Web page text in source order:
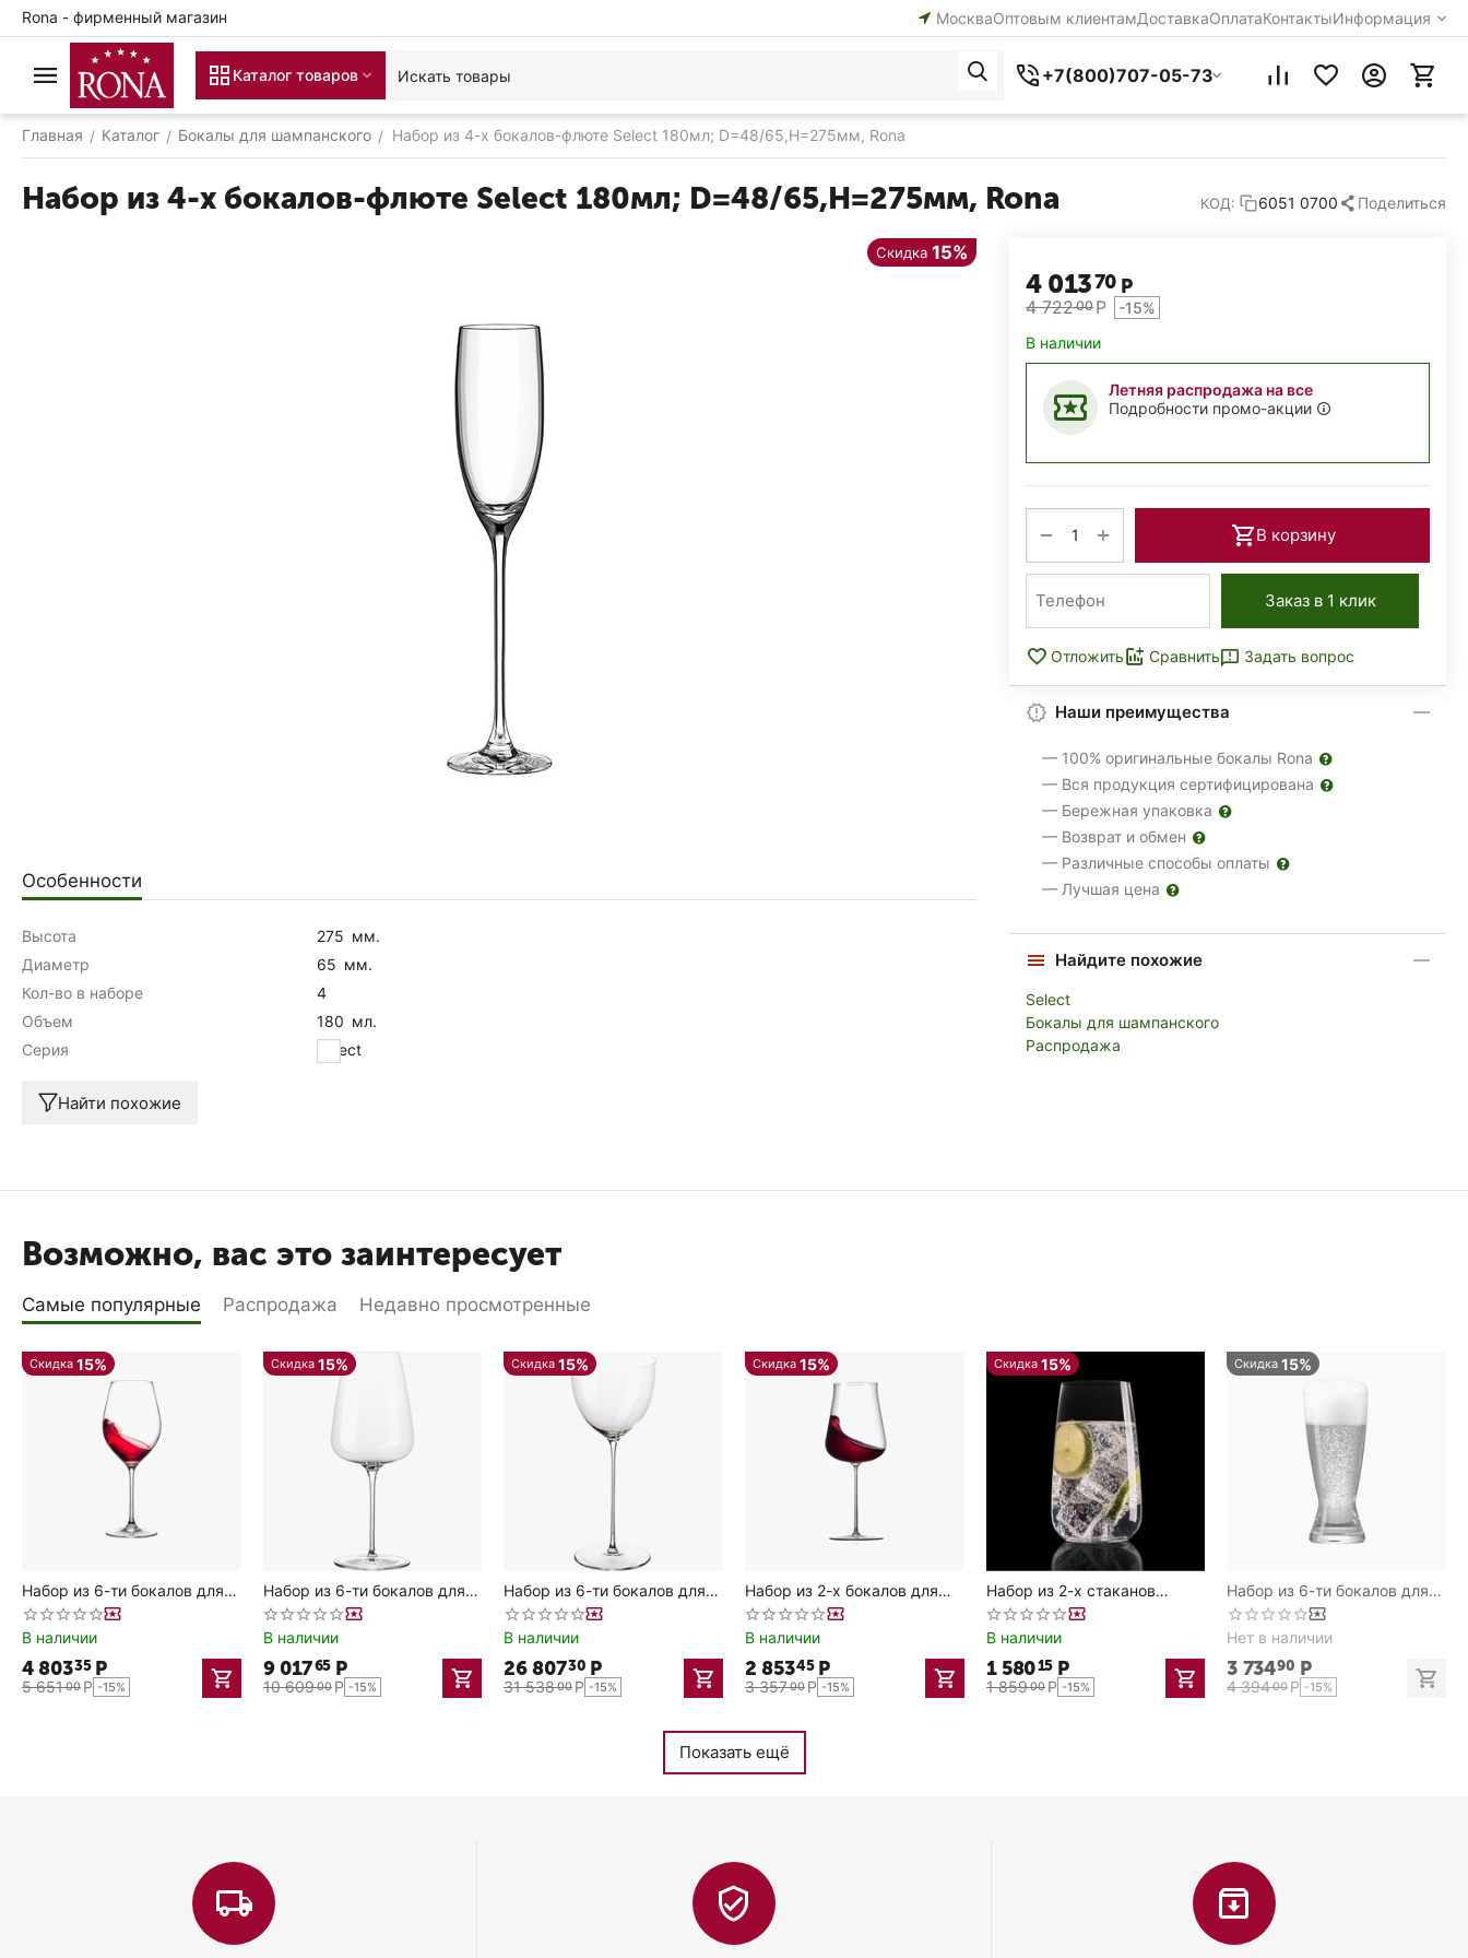
Rona - фирменный магазин МоскваОптовым клиентамДоставкаОплатаКонтактыИнформация
Каталог товаров +7(800)707-05-73
Главная / Каталог / Бокалы для шампанского / Набор из 4-х бокалов-флюте Select 180мл; D=48/65,H=275мм, Rona
Набор из 4-х бокалов-флюте Select 180мл; D=48/65,H=275мм, Rona КОД: 6051 0700 Поделиться
4 01370 Р
4 72200 Р
-15%
В наличии
Летняя распродажа на все
Подробности промо-акции
+
− В корзину
Заказ в 1 клик
Отложить Сравнить Задать вопрос
Наши преимущества
— 100% оригинальные бокалы Rona
— Вся продукция сертифицирована
— Бережная упаковка
— Возврат и обмен
— Различные способы оплаты
— Лучшая цена
Найдите похожие
Select
Бокалы для шампанского
Распродажа
Скидка 15%
Особенности
Высота 275 мм.
Диаметр
65 мм.
Кол-во в наборе
4
Объем
180 мл.
Серия
Select
Найти похожие
Возможно, вас это заинтересует
Самые популярные Распродажа Недавно просмотренные
Скидка 15%
Набор из 6-ти бокалов для
Бордо, серия Celebration,
660 мл, Rona
В наличии
4 80335 Р
5 65100 Р -15%
Скидка 15%
Набор из 6-ти бокалов для
вина Diverto 660 мл; D=97
мм,H=240мм, Rona
В наличии
9 01765 Р
10 60900 Р -15%
Скидка 15%
Набор из 6-ти бокалов для
вина Medea 450 мл;
D=100мм,H=240мм, Rona
В наличии
26 80730 Р
31 53800 Р -15%
Скидка 15%
Набор из 2-х бокалов для
вина Polaris 760 мл, D 105
мм, H 260 мм, Rona
В наличии
2 85345 Р
3 35700 Р -15%
Скидка 15%
Набор из 2-х стаканов
Orbital 510 мл, D 79 мм, H
135 мм, Rona
В наличии
1 58015 Р
1 85900 Р -15%
Скидка 15%
Набор из 6-ти бокалов для
пива, серия Weizen beer, 420
мл, Rona
Нет в наличии
3 73490 Р
4 39400 Р -15%
Показать ещё